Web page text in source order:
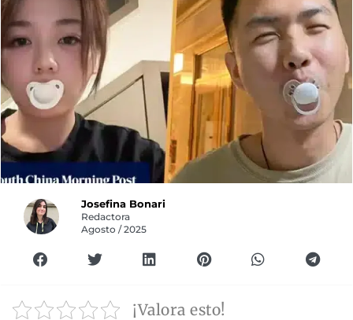
Josefina Bonari
Redactora
Agosto / 2025
¡Valora esto!